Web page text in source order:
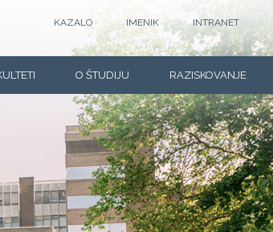
KAZALO IMENIK INTRANET
O ŠTUDIJU RAZISKOVANJE